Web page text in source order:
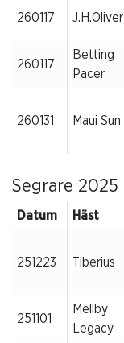
260117 J.H.Oliver
260117
Betting
Pacer
260131 Maui Sun
Segrare 2025
Datum Häst
251223 Tiberius
251101
Mellby
Legacy